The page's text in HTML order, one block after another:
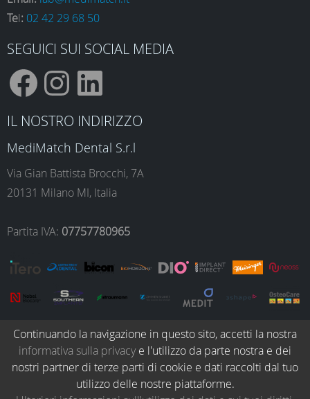
Tel: 02 42 29 68 50
SEGUICI SUI SOCIAL MEDIA
F
a
c
e
b
o
I
n
s
t
a
g
L
i
n
k
e
d
IL NOSTRO INDIRIZZO
MediMatch Dental S.r.l
Via Gian Battista Brocchi, 7A
20131 Milano MI, Italia
Partita IVA: 07757780965
© Copyright 2026. All Rights Reserved.
Continuando la navigazione in questo sito, accetti la nostra
informativa sulla privacy e l'utilizzo da parte nostra e dei
nostri partner di terze parti di cookie e dati raccolti dal tuo
utilizzo delle nostre piattaforme.